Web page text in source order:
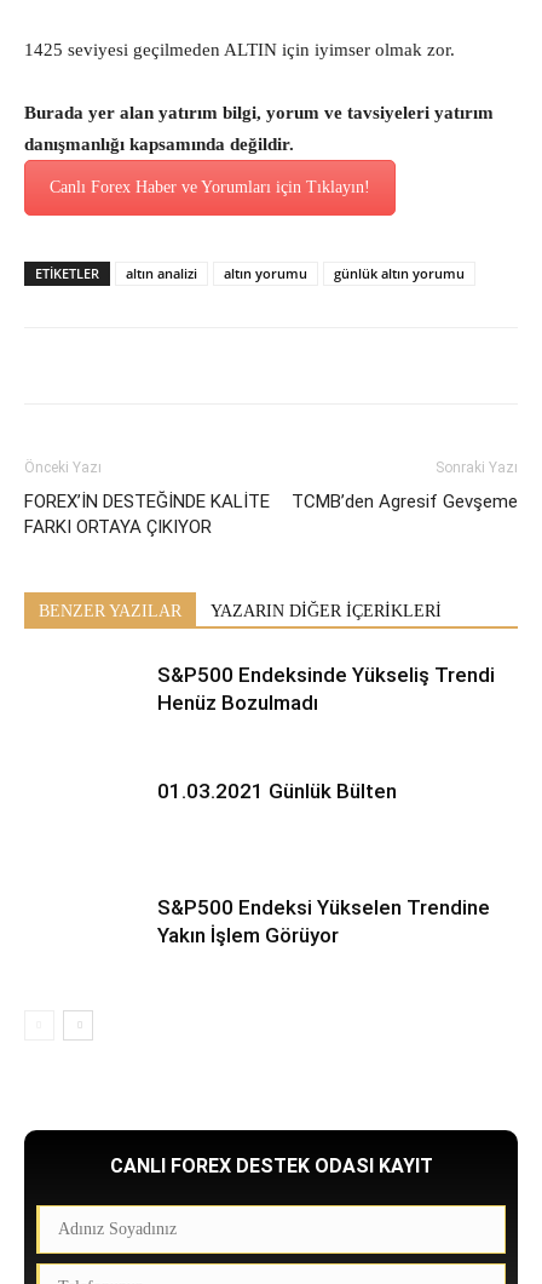
1425 seviyesi geçilmeden ALTIN için iyimser olmak zor.
Burada yer alan yatırım bilgi, yorum ve tavsiyeleri yatırım
danışmanlığı kapsamında değildir.
Canlı Forex Haber ve Yorumları için Tıklayın!
ETİKETLER altın analizi altın yorumu günlük altın yorumu
Önceki Yazı
FOREX’İN DESTEĞİNDE KALİTE
FARKI ORTAYA ÇIKIYOR
Sonraki Yazı
TCMB’den Agresif Gevşeme
BENZER YAZILAR YAZARIN DİĞER İÇERİKLERİ
S&P500 Endeksinde Yükseliş Trendi
Henüz Bozulmadı
01.03.2021 Günlük Bülten
S&P500 Endeksi Yükselen Trendine
Yakın İşlem Görüyor
CANLI FOREX DESTEK ODASI KAYIT